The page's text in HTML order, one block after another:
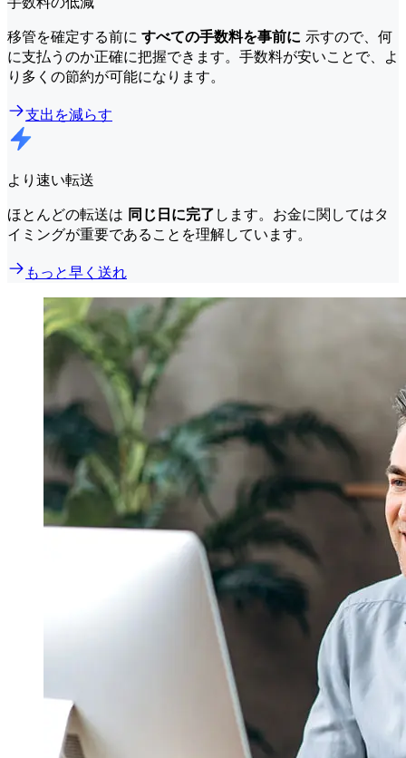
移管を確定する前に すべての手数料を事前に 示すので、何
に支払うのか正確に把握できます。手数料が安いことで、よ
り多くの節約が可能になります。
支出を減らす
より速い転送
ほとんどの転送は 同じ日に完了 します。お金に関してはタ
イミングが重要であることを理解しています。
もっと早く送れ